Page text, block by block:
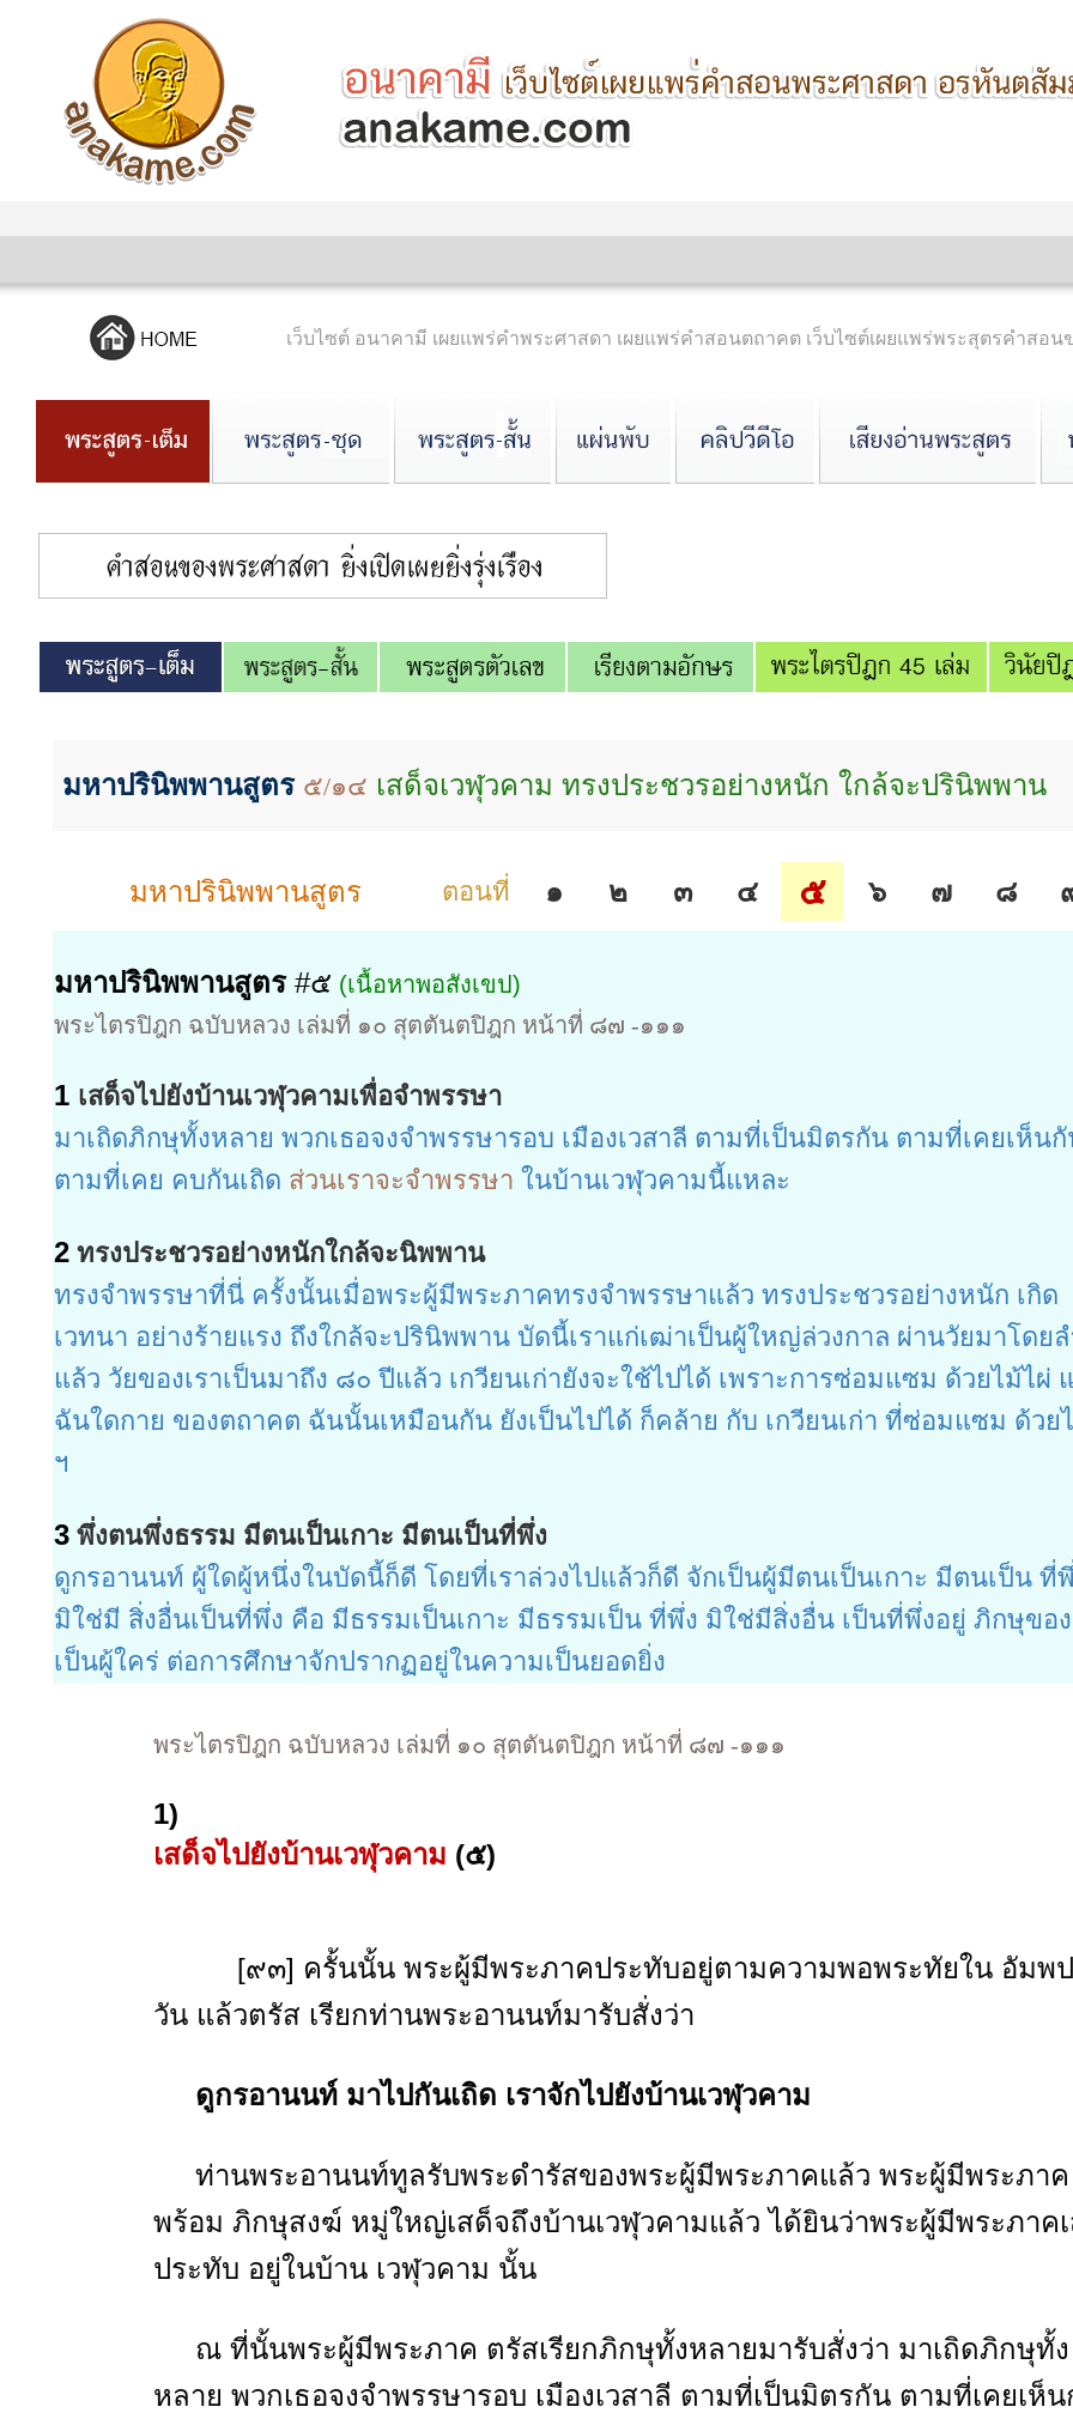
เว็บไซต์ อนาคามี เผยแพร่คำพระศาสดา เผยแพร่คำสอนตถาคต เว็บไซต์เผยแพร่พระสุตรคำสอ
มหาปรินิพพานสูตร ๕/๑๔ เสด็จเวฬุวคาม ทรงประชวรอย่างหนัก ใกล้จะปรินิพพาน
มหาปรินิพพานสูตร ตอนที่ ๑ ๒ ๓ ๔ ๕ ๖ ๗ ๘
มหาปรินิพพานสูตร#๕ (เนื้อหาพอสังเขป)
พระไตรปิฎก ฉบับหลวง เล่มที่ ๑๐ สุตตันตปิฎก หน้าที่ ๘๗ -๑๑๑
1 เสด็จไปยังบ้านเวฬุวคามเพื่อจำพรรษา
มาเถิดภิกษุทั้งหลาย พวกเธอจงจำพรรษารอบ เมืองเวสาลี ตามที่เป็นมิตรกัน ตามที่เคยเห็น
ตามที่เคย คบกันเถิด ส่วนเราจะจำพรรษา ในบ้านเวฬุวคามนี้แหละ
2 ทรงประชวรอย่างหนักใกล้จะนิพพาน
ทรงจำพรรษาที่นี่ ครั้งนั้นเมื่อพระผู้มีพระภาคทรงจำพรรษาแล้ว ทรงประชวรอย่างหนัก เกิด
เวทนา อย่างร้ายแรง ถึงใกล้จะปรินิพพาน บัดนี้เราแก่เฒ่าเป็นผู้ใหญ่ล่วงกาล ผ่านวัยมาโดย
แล้ว วัยของเราเป็นมาถึง ๘๐ ปีแล้ว เกวียนเก่ายังจะใช้ไปได้ เพราะการซ่อมแซม ด้วยไม้ไผ่
ฉันใดกาย ของตถาคต ฉันนั้นเหมือนกัน ยังเป็นไปได้ ก็คล้าย กับ เกวียนเก่า ที่ซ่อมแซม ด้วย
ฯ
3 พึ่งตนพึ่งธรรม มีตนเป็นเกาะ มีตนเป็นที่พึ่ง
ดูกรอานนท์ ผู้ใดผู้หนึ่งในบัดนี้ก็ดี โดยที่เราล่วงไปแล้วก็ดี จักเป็นผู้มีตนเป็นเกาะ มีตนเป็น ที่
มิใช่มี สิ่งอื่นเป็นที่พึ่ง คือ มีธรรมเป็นเกาะ มีธรรมเป็น ที่พึ่ง มิใช่มีสิ่งอื่น เป็นที่พึ่งอยู่ ภิกษุของ
เป็นผู้ใคร่ ต่อการศึกษาจักปรากฏอยู่ในความเป็นยอดยิ่ง
พระไตรปิฎก ฉบับหลวง เล่มที่ ๑๐ สุตตันตปิฎก หน้าที่ ๘๗ -๑๑๑
1)
เสด็จไปยังบ้านเวฬุวคาม (๕)
[๙๓] ครั้นนั้น พระผู้มีพระภาคประทับอยู่ตามความพอพระทัยใน อัมพ
วัน แล้วตรัส เรียกท่านพระอานนท์มารับสั่งว่า
ดูกรอานนท์ มาไปกันเถิด เราจักไปยังบ้านเวฬุวคาม
ท่านพระอานนท์ทูลรับพระดำรัสของพระผู้มีพระภาคแล้ว พระผู้มีพระภาค
พร้อม ภิกษุสงฆ์ หมู่ใหญ่เสด็จถึงบ้านเวฬุวคามแล้ว ได้ยินว่าพระผู้มีพระภาค
ประทับ อยู่ในบ้าน เวฬุวคาม นั้น
ณ ที่นั้นพระผู้มีพระภาค ตรัสเรียกภิกษุทั้งหลายมารับสั่งว่า มาเถิดภิกษุทั้ง
หลาย พวกเธอจงจำพรรษารอบ เมืองเวสาลี ตามที่เป็นมิตรกัน ตามที่เคยเห็